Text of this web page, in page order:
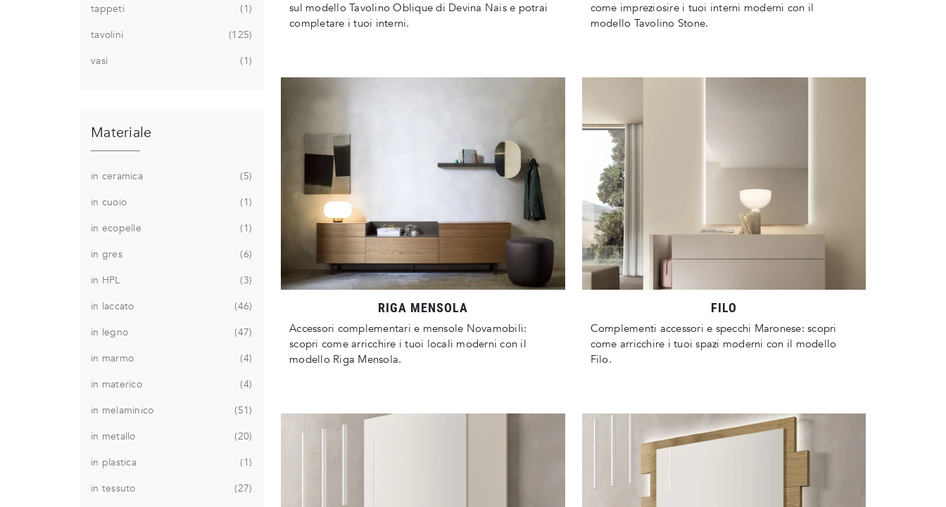
sul modello Tavolino Oblique di Devina Nais e potrai
completare i tuoi interni.
come impreziosire i tuoi interni moderni con il
modello Tavolino Stone.
RIGA MENSOLA
Accessori complementari e mensole Novamobili:
scopri come arricchire i tuoi locali moderni con il
modello Riga Mensola.
FILO
Complementi accessori e specchi Maronese: scopri
come arricchire i tuoi spazi moderni con il modello
Filo.
tappeti
1
tavolini
125
vasi
1
Materiale
in ceramica
5
in cuoio
1
in ecopelle
1
in gres
6
in HPL
3
in laccato
46
in legno
47
in marmo
4
in materico
4
in melaminico
51
in metallo
20
in plastica
1
in tessuto
27